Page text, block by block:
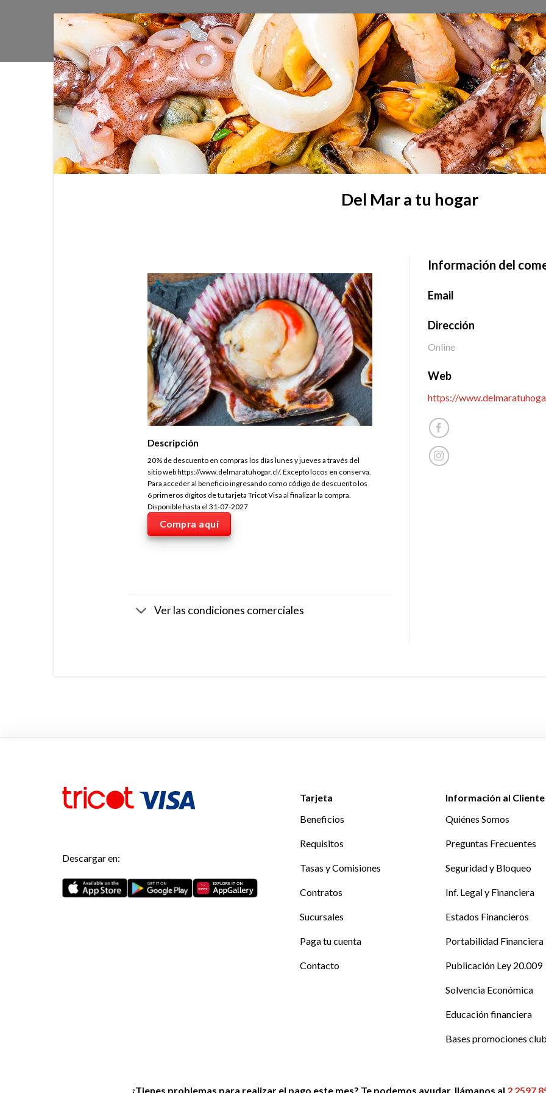
Del Mar a tu hogar
Descripción
20% de descuento en compras los días lunes y jueves a través del
sitio web https://www.delmaratuhogar.cl/. Excepto locos en conserva.
Para acceder al beneficio ingresando como código de descuento los
6 primeros dígitos de tu tarjeta Tricot Visa al finalizar la compra.
Disponible hasta el 31-07-2027
Compra aquí
Ver las condiciones comerciales
Información del
Email
Dirección
Online
Web
https://
Descargar en:
Tarjeta
Beneficios
Requisitos
Tasas y Comisiones
Contratos
Sucursales
Paga tu cuenta
Contacto
Información al Cliente
Quiénes Somos
Preguntas Frecuentes
Seguridad y Bloqueo
Inf. Legal y Financiera
Estados Financieros
Portabilidad Financiera
Publicación Ley 20.009
Solvencia Económica
Educación financiera
Bases promociones
¿Tienes problemas para realizar el pago este mes? Te podemos ayudar, llámanos al 2 2597